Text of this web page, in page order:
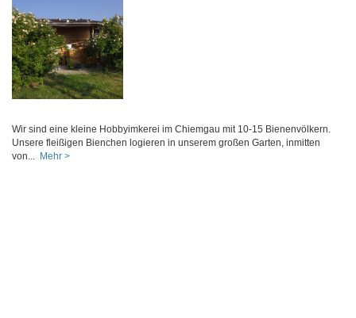
Wir sind eine kleine Hobbyimkerei im Chiemgau mit 10-15 Bienenvölkern.
Unsere fleißigen Bienchen logieren in unserem großen Garten, inmitten
von... Mehr >